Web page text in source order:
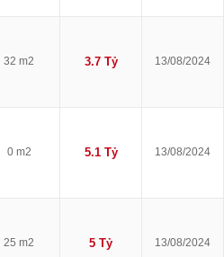
32 m2 3.7 Tỷ 13/08/2024
0 m2 5.1 Tỷ 13/08/2024
25 m2 5 Tỷ 13/08/2024